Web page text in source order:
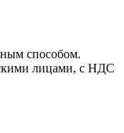
способом.
лицами, с НДС